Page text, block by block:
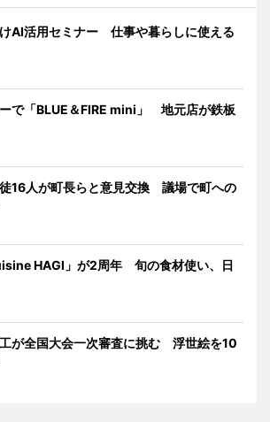
AI活用セミナー 仕事や暮らしに使える
で「BLUE＆FIRE mini」 地元店が鉄板
徒16人が町長らと意見交換 議場で町への
HAGI」が2周年 旬の食材使い、日
が全国大会一次審査に挑む 浮世絵を10